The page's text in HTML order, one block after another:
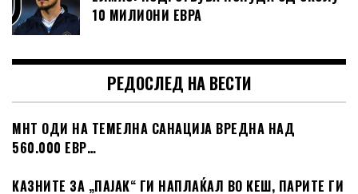
10 МИЛИОНИ ЕВРА
РЕДОСЛЕД НА ВЕСТИ
МНТ ОДИ НА ТЕМЕЛНА САНАЦИЈА ВРЕДНА НАД
560.000 ЕВР…
КАЗНИТЕ ЗА „ПАЈАК“ ГИ НАПЛАЌАЛ ВО КЕШ, ПАРИТЕ ГИ